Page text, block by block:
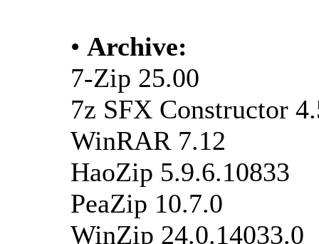
• Archive:
7-Zip 25.00
7z SFX Constructor
WinRAR 7.12
HaoZip 5.9.6.10833
PeaZip 10.7.0
WinZip 24.0.14033.0